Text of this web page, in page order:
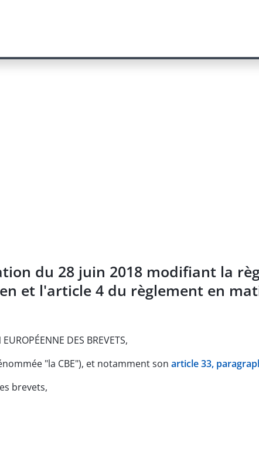
du 28 juin 2018 modifiant la
et l'article 4 du règlement en
DES BREVETS,
"la CBE"), et notamment son article 33,
brevets,